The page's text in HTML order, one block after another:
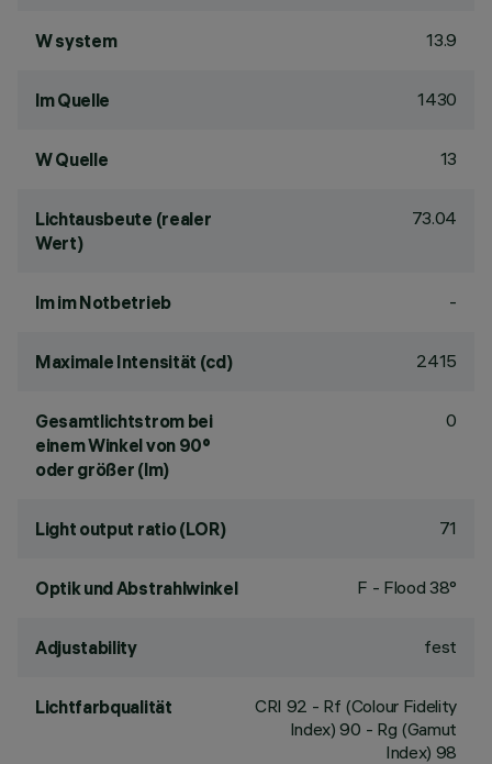
W system 13.9
lm Quelle 1430
W Quelle 13
Lichtausbeute (realer
Wert)
73.04
lm im Notbetrieb -
Maximale Intensität (cd) 2415
Gesamtlichtstrom bei
einem Winkel von 90°
oder größer (lm)
0
Light output ratio (LOR) 71
Optik und Abstrahlwinkel F - Flood 38°
Adjustability fest
Lichtfarbqualität CRI 92 - Rf (Colour Fidelity
Index) 90 - Rg (Gamut
Index) 98